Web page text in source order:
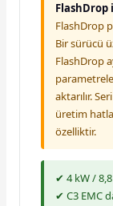
FlashDrop
FlashDrop
Bir sürücü
FlashDrop
aktarılır.
üretim
özelliktir.
✔ 4 kW / 8,8
✔ C3 EMC